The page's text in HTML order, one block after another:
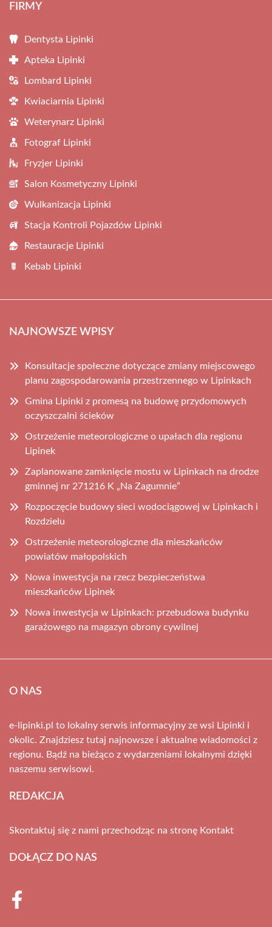
FIRMY
Dentysta Lipinki
Apteka Lipinki
Lombard Lipinki
Kwiaciarnia Lipinki
Weterynarz Lipinki
Fotograf Lipinki
Fryzjer Lipinki
Salon Kosmetyczny Lipinki
Wulkanizacja Lipinki
Stacja Kontroli Pojazdów Lipinki
Restauracje Lipinki
Kebab Lipinki
NAJNOWSZE WPISY
Konsultacje społeczne dotyczące zmiany miejscowego
planu zagospodarowania przestrzennego w Lipinkach
Gmina Lipinki z promesą na budowę przydomowych
oczyszczalni ścieków
Ostrzeżenie meteorologiczne o upałach dla regionu
Lipinek
Zaplanowane zamknięcie mostu w Lipinkach na drodze
gminnej nr 271216 K „Na Zagumnie”
Rozpoczęcie budowy sieci wodociągowej w Lipinkach i
Rozdzielu
Ostrzeżenie meteorologiczne dla mieszkańców
powiatów małopolskich
Nowa inwestycja na rzecz bezpieczeństwa
mieszkańców Lipinek
Nowa inwestycja w Lipinkach: przebudowa budynku
garażowego na magazyn obrony cywilnej
O NAS
e-lipinki.pl to lokalny serwis informacyjny ze wsi Lipinki i
okolic. Znajdziesz tutaj najnowsze i aktualne wiadomości z
regionu. Bądź na bieżąco z wydarzeniami lokalnymi dzięki
naszemu serwisowi.
REDAKCJA
Skontaktuj się z nami przechodząc na stronę Kontakt
DOŁĄCZ DO NAS